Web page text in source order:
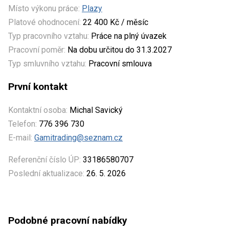
Místo výkonu práce: Plazy
Platové ohodnocení: 22 400 Kč / měsíc
Typ pracovního vztahu: Práce na plný úvazek
Pracovní poměr: Na dobu určitou do 31.3.2027
Typ smluvního vztahu: Pracovní smlouva
První kontakt
Kontaktní osoba: Michal Savický
Telefon: 776 396 730
E-mail: Gamitrading@seznam.cz
Referenční číslo ÚP: 33186580707
Poslední aktualizace: 26. 5. 2026
Podobné pracovní nabídky